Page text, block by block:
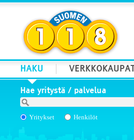
HAKU VERKKOKAUPAT
Hae yritystä / palvelua
Yritykset Henkilöt